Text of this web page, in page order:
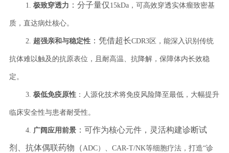
1. 极致穿透力 ：分子量仅 15kDa，可高效穿透实体瘤致密基
质，直达病灶核心。
2. 超强亲和与稳定性：凭借超长CDR3区，能深入识别传统
抗体难以触及的抗原表位，且耐高温、抗降解，保障体内长效稳
定。
3. 极低免疫原性：人源化技术将免疫风险降至最低，大幅提升
临床安全性与患者耐受性。
4. 广阔应用前景：可作为核心元件，灵活构建诊断试
剂、抗体偶联药物（ADC）、CAR-T/NK等细胞疗法，打造“诊